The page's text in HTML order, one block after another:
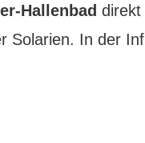
Hallenbad direkt
Solarien. In der